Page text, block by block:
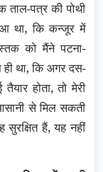
ताल-पत्र की पोथी
था, कि कन्जूर में
को मैंने पटना-
ही था, कि अगर दस-
होता, तो मेरी
से मिल सकती
सुरक्षित हैं, यह नहीं